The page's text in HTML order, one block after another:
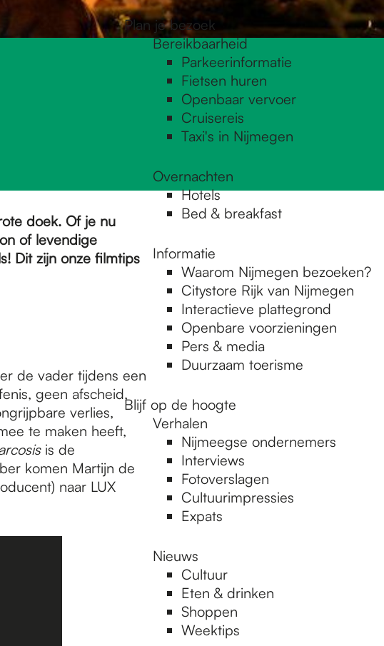
Plan je bezoek
Bereikbaarheid
Parkeerinformatie
Fietsen huren
Openbaar vervoer
Cruisereis
Taxi's in Nijmegen
Overnachten
Hotels
Bed & breakfast
Informatie
Waarom Nijmegen bezoeken?
Citystore Rijk van Nijmegen
Interactieve plattegrond
Openbare voorzieningen
Pers & media
Duurzaam toerisme
Blijf op de hoogte
Verhalen
Nijmeegse ondernemers
Interviews
Fotoverslagen
Cultuurimpressies
Expats
Nieuws
Cultuur
Eten & drinken
Shoppen
Weektips
doek. Of je nu
of levendige
Dit zijn onze filmtips
de vader tijdens een
geen afscheid,
verlies,
te maken heeft,
is de
komen Martijn de
naar LUX